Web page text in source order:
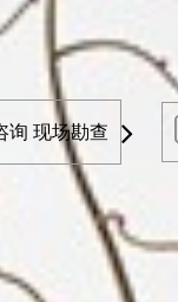
询 现场勘查